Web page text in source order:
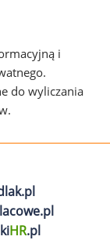
i
do wyliczania
HR.pl